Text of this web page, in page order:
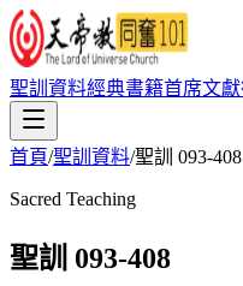
聖訓資料經典書籍首席文獻
首頁/聖訓資料/聖訓 093-408
Sacred Teaching
聖訓 093-408